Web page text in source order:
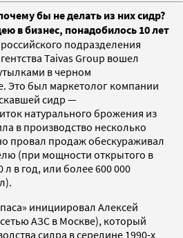
бы не делать из них сидр?
в бизнес, понадобилось 10 лет
подразделения
Taivas Group вошел
в черном
Это был маркетолог компании
сидр —
натурального брожения из
в производство несколько
провал продаж обескураживал
(при мощности открытого в
л в год, или более 600 000
инициировал Алексей
АЗС в Москве), который
сидра в середине 1990-х